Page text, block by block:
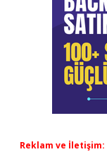
Reklam ve İletişim: